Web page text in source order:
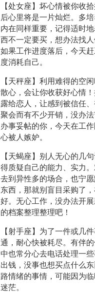
【处女座】坏心情被你收
后心里将是一片灿烂。多
内在同样重要，记得适时
西不一定要买，想办法找
如果工作进度落后，今天
度消耗自己。
【天秤座】利用难得的空
散心，会让你收获好心情
露给恋人，让感到被信任
聚会而有不少开销，没办法
办事妥帖的你，今天在工
心被人嫉妒。
【天蝎座】别人无心的几
得质疑自己的能力、实力
去到异性多的场合，也宁
东西，那就别盲目采购了
好。无心工作，没办法开
的档案整理整理吧！
【射手座】为了一件或几
通，耐心快被耗尽。有伴
中也常分心去电话处理一
出钱，没事也想买点什么
路情绪的事情，可能因为
迷茫。